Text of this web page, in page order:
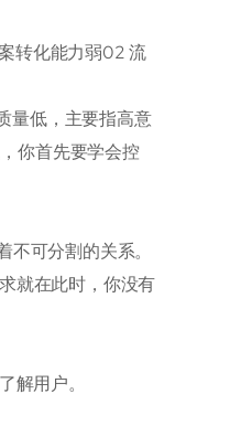
转化能力弱02 流
量低，主要指高意
你首先要学会控
可分割的关系。
就在此时，你没有
解用户。